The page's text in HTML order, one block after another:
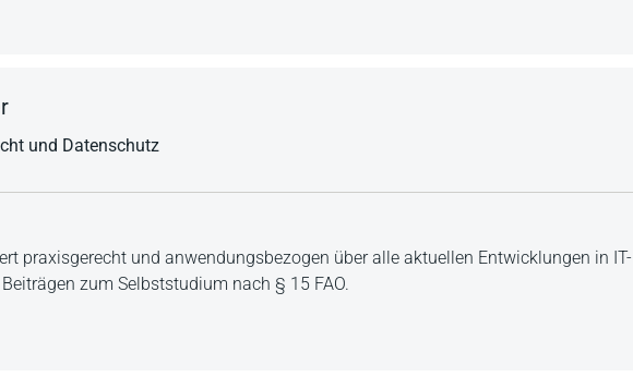
und Datenschutz
praxisgerecht und anwendungsbezogen über alle aktuellen Entwicklungen in IT-
zum Selbststudium nach § 15 FAO.